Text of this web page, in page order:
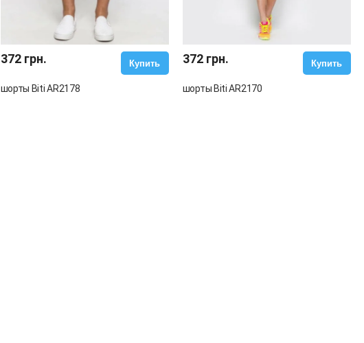
372 грн. Купить
шорты Biti AR2178
372 грн. Купить
шорты Biti AR2170